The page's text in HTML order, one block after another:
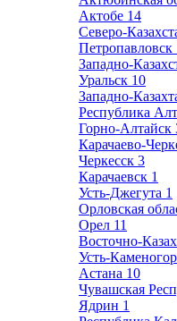
Актобе 14
Северо-
Петропавловск
Западно-
Уральск 10
Западно-
Республика
Горно-Алтайск
Карачаево-
Черкесск 3
Карачаевск 1
Усть-Джегута 1
Орловская
Орел 11
Восточно-
Усть-
Астана 10
Чувашская
Ядрин 1